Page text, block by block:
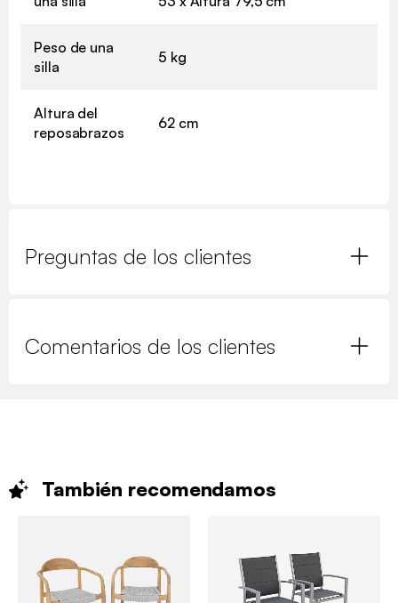
Peso de una
silla
5 kg
Altura del
reposabrazos
62 cm
Preguntas de los clientes
Comentarios de los clientes
También recomendamos